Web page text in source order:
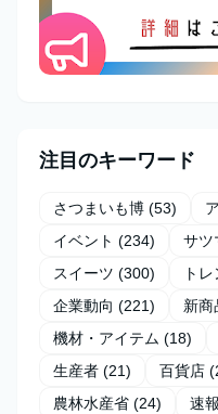
注目のキーワード
さつまいも博 (53)
イベント (234) サツ
スイーツ (300) ト
企業動向 (221) 新商
機材・アイテム (18)
生産者 (21) 百貨店
農林水産省 (24) 速報